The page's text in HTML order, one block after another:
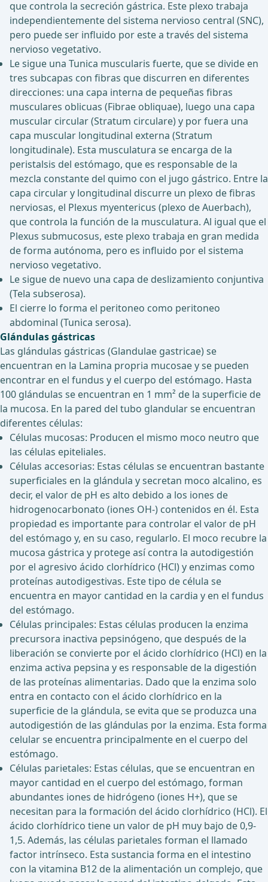
que controla la secreción gástrica. Este plexo trabaja
independientemente del sistema nervioso central (SNC),
pero puede ser influido por este a través del sistema
nervioso vegetativo.
Le sigue una Tunica muscularis fuerte, que se divide en
tres subcapas con fibras que discurren en diferentes
direcciones: una capa interna de pequeñas fibras
musculares oblicuas (Fibrae obliquae), luego una capa
muscular circular (Stratum circulare) y por fuera una
capa muscular longitudinal externa (Stratum
longitudinale). Esta musculatura se encarga de la
peristalsis del estómago, que es responsable de la
mezcla constante del quimo con el jugo gástrico. Entre la
capa circular y longitudinal discurre un plexo de fibras
nerviosas, el Plexus myentericus (plexo de Auerbach),
que controla la función de la musculatura. Al igual que el
Plexus submucosus, este plexo trabaja en gran medida
de forma autónoma, pero es influido por el sistema
nervioso vegetativo.
Le sigue de nuevo una capa de deslizamiento conjuntiva
(Tela subserosa).
El cierre lo forma el peritoneo como peritoneo
abdominal (Tunica serosa).
Glándulas gástricas
Las glándulas gástricas (Glandulae gastricae) se
encuentran en la Lamina propria mucosae y se pueden
encontrar en el fundus y el cuerpo del estómago. Hasta
100 glándulas se encuentran en 1 mm² de la superficie de
la mucosa. En la pared del tubo glandular se encuentran
diferentes células:
Células mucosas: Producen el mismo moco neutro que
las células epiteliales.
Células accesorias: Estas células se encuentran bastante
superficiales en la glándula y secretan moco alcalino, es
decir, el valor de pH es alto debido a los iones de
hidrogenocarbonato (iones OH-) contenidos en él. Esta
propiedad es importante para controlar el valor de pH
del estómago y, en su caso, regularlo. El moco recubre la
mucosa gástrica y protege así contra la autodigestión
por el agresivo ácido clorhídrico (HCl) y enzimas como
proteínas autodigestivas. Este tipo de célula se
encuentra en mayor cantidad en la cardia y en el fundus
del estómago.
Células principales: Estas células producen la enzima
precursora inactiva pepsinógeno, que después de la
liberación se convierte por el ácido clorhídrico (HCl) en la
enzima activa pepsina y es responsable de la digestión
de las proteínas alimentarias. Dado que la enzima solo
entra en contacto con el ácido clorhídrico en la
superficie de la glándula, se evita que se produzca una
autodigestión de las glándulas por la enzima. Esta forma
celular se encuentra principalmente en el cuerpo del
estómago.
Células parietales: Estas células, que se encuentran en
mayor cantidad en el cuerpo del estómago, forman
abundantes iones de hidrógeno (iones H+), que se
necesitan para la formación del ácido clorhídrico (HCl). El
ácido clorhídrico tiene un valor de pH muy bajo de 0,9-
1,5. Además, las células parietales forman el llamado
factor intrínseco. Esta sustancia forma en el intestino
con la vitamina B12 de la alimentación un complejo, que